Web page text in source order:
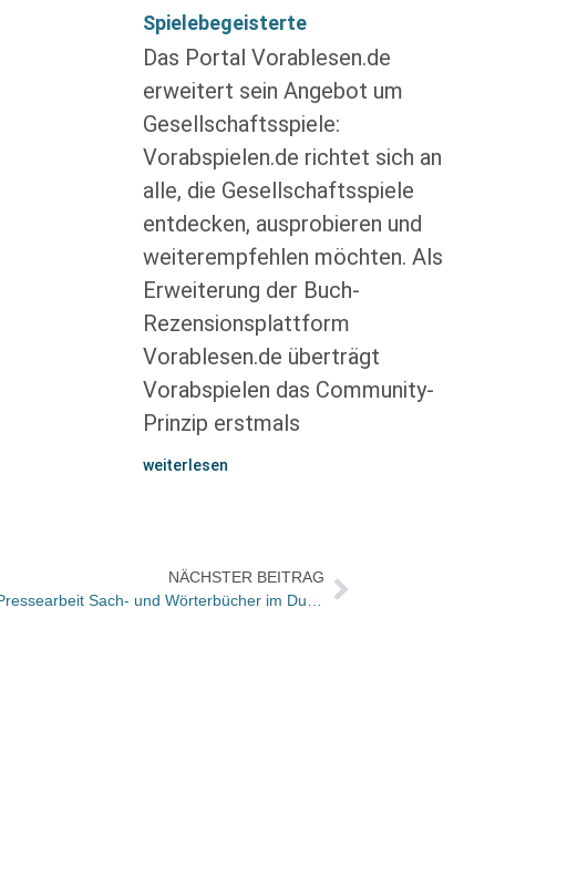
Spielebegeisterte
Das Portal Vorablesen.de
erweitert sein Angebot um
Gesellschaftsspiele:
Vorabspielen.de richtet sich an
alle, die Gesellschaftsspiele
entdecken, ausprobieren und
weiterempfehlen möchten. Als
Erweiterung der Buch-
Rezensionsplattform
Vorablesen.de überträgt
Vorabspielen das Community-
Prinzip erstmals
weiterlesen
NÄCHSTER BEITRAG